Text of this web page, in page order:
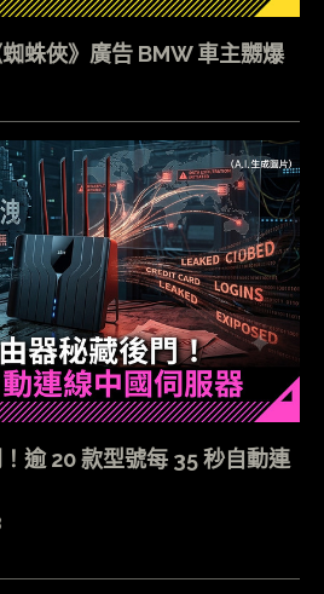
蛛俠》廣告 BMW 車主嬲爆
逾 20 款型號每 35 秒自動連